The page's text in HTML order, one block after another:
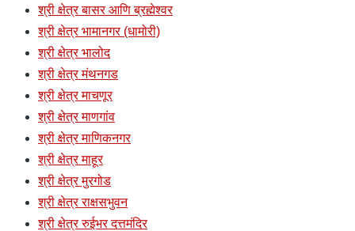
श्री क्षेत्र बासर आणि ब्रह्मेश्वर
श्री क्षेत्र भामानगर (धामोरी)
श्री क्षेत्र भालोद
श्री क्षेत्र मंथनगड
श्री क्षेत्र माचणूर
श्री क्षेत्र माणगांव
श्री क्षेत्र माणिकनगर
श्री क्षेत्र माहूर
श्री क्षेत्र मुरगोड
श्री क्षेत्र राक्षसभुवन
श्री क्षेत्र रुईभर दत्तमंदिर